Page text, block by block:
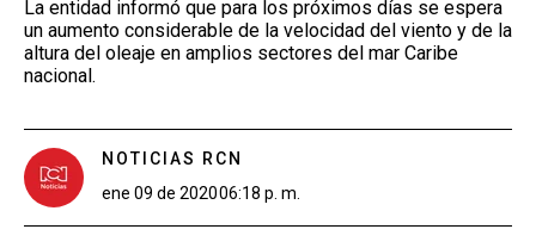
La entidad informó que para los próximos días se espera
un aumento considerable de la velocidad del viento y de la
altura del oleaje en amplios sectores del mar Caribe
nacional.
NOTICIAS RCN
ene 09 de 202006:18 p. m.